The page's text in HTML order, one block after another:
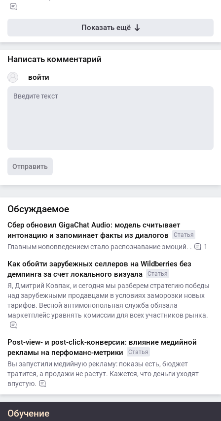
Показать ещё
Написать комментарий
войти
Отправить
Обсуждаемое
Сбер обновил GigaChat Audio: модель считывает
интонацию и запоминает факты из диалогов
Статья
Главным нововведением стало распознавание эмоций. . 1
Как обойти зарубежных селлеров на Wildberries без
демпинга за счет локального визуала
Статья
Я, Дмитрий Ковпак, и сегодня мы разберем стратегию победы
над зарубежными продавцами в условиях заморозки новых
тарифов. Весной антимонопольная служба обязала
маркетплейс уравнять комиссии для всех участников рынка.
Post-view- и post-click-конверсии: влияние медийной
рекламы на перфоманс-метрики
Статья
Вы запустили медийную рекламу: показы есть, бюджет
тратится, а продажи не растут. Кажется, что деньги уходят
впустую.
Обучение